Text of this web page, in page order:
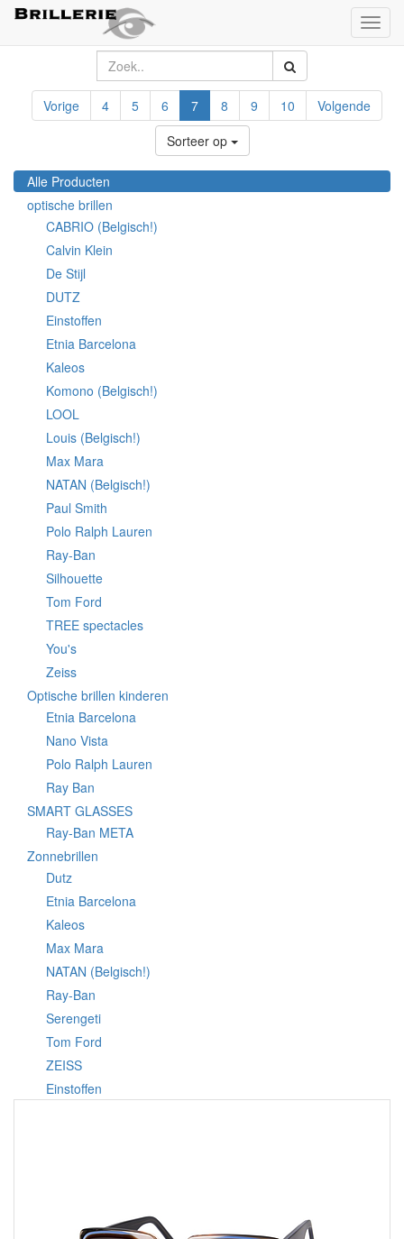
Vorige 4 5 6 7 8 9 10
Volgende
Sorteer op
Alle Producten
optische brillen
CABRIO (Belgisch!)
Calvin Klein
De Stijl
DUTZ
Einstoffen
Etnia Barcelona
Kaleos
Komono (Belgisch!)
LOOL
Louis (Belgisch!)
Max Mara
NATAN (Belgisch!)
Paul Smith
Polo Ralph Lauren
Ray-Ban
Silhouette
Tom Ford
TREE spectacles
You's
Zeiss
Optische brillen kinderen
Etnia Barcelona
Nano Vista
Polo Ralph Lauren
Ray Ban
SMART GLASSES
Ray-Ban META
Zonnebrillen
Dutz
Etnia Barcelona
Kaleos
Max Mara
NATAN (Belgisch!)
Ray-Ban
Serengeti
Tom Ford
ZEISS
Einstoffen